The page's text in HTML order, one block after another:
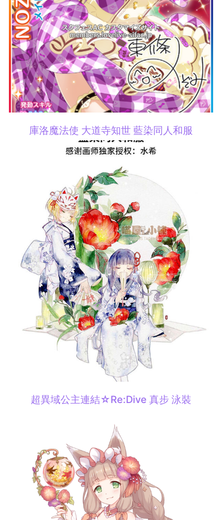
庫洛魔法使 大道寺知世 藍染同人和服
超異域公主連結☆Re:Dive 真步 泳裝